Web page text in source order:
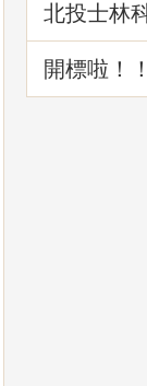
北投士林
路工程成
開標啦！
理標售程